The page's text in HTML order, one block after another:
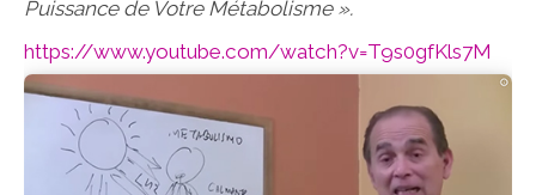
Puissance de Votre Métabolisme ».
https://www.youtube.com/watch?v=T9s0gfKls7M